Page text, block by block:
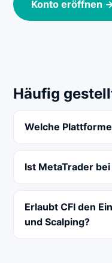
Konto eröffnen
Häufig
Welche
Ist MetaTrader
Erlaubt CFI den
und Scalping?